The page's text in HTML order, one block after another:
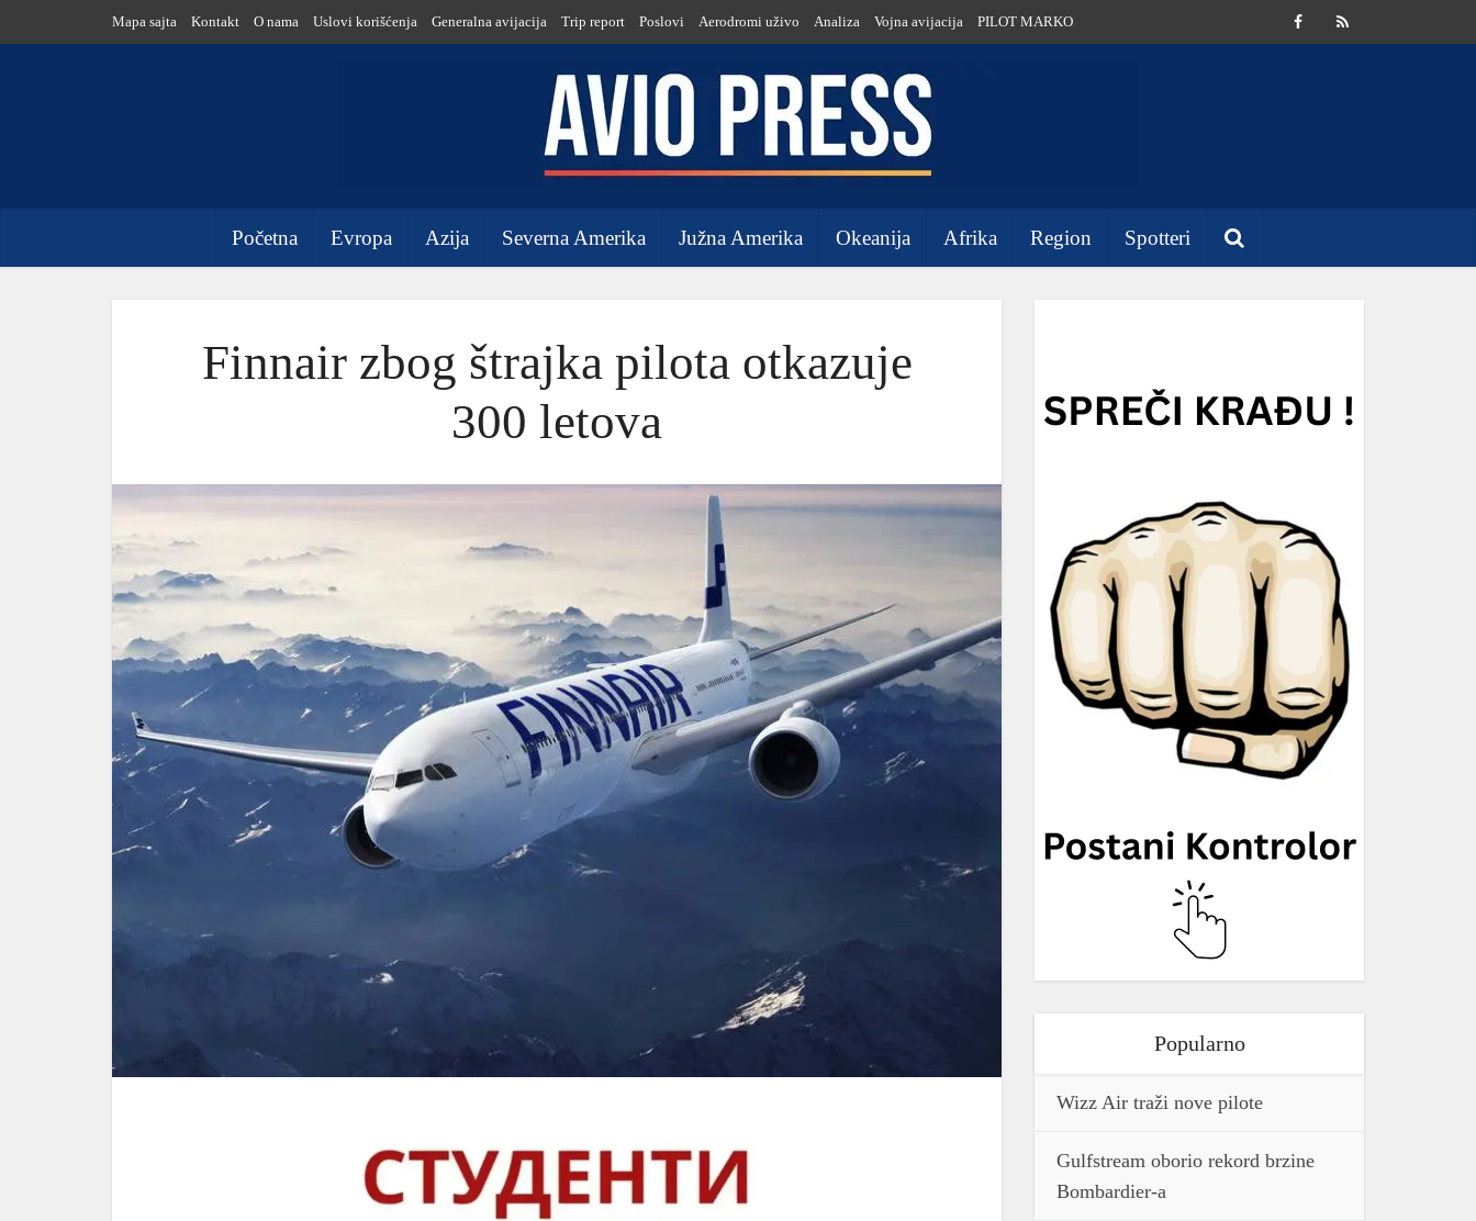
Mapa sajta Kontakt O nama Uslovi korišćenja Generalna avijacija Trip report Poslovi Aerodromi uživo Analiza Vojna avijacija PILOT MARKO
Početna Evropa Azija Severna Amerika Južna Amerika Okeanija Afrika Region Spotteri
Finnair zbog štrajka pilota otkazuje
300 letova
Popularno
Wizz Air traži nove pilote
Gulfstream oborio rekord brzine
Bombardier-a